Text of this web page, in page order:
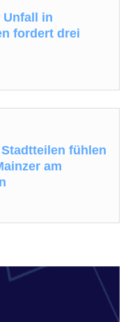
Unfall in
fordert drei
fühlen
am